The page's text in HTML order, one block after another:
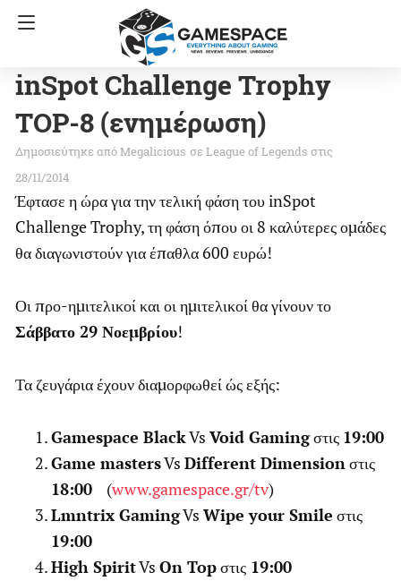
inSpot Challenge Trophy
TOP-8 (ενημέρωση)
Megalicious σε League of Legends στις
28/11/2014
Έφτασε η ώρα για την τελική φάση του inSpot
Challenge Trophy, τη φάση όπου οι 8 καλύτερες ομάδες
θα διαγωνιστούν για έπαθλα 600 ευρώ!
Οι προ-ημιτελικοί και οι ημιτελικοί θα γίνουν το
Σάββατο 29 Νοεμβρίου!
Τα ζευγάρια έχουν διαμορφωθεί ώς εξής:
Gamespace BlackVs Void Gamingστις 19:00
Game mastersVs Different Dimensionστις
18:00 (www.gamespace.gr/tv)
Lmntrix GamingVs Wipe your Smile στις
19:00
High SpiritVs On Topστις 19:00